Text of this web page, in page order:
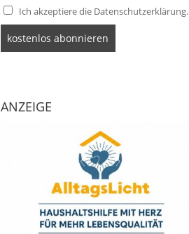
Ich akzeptiere die Datenschutzerklärung.
ANZEIGE